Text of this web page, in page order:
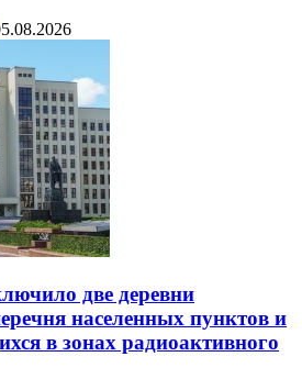
две деревни
населенных пунктов и
в зонах радиоактивного